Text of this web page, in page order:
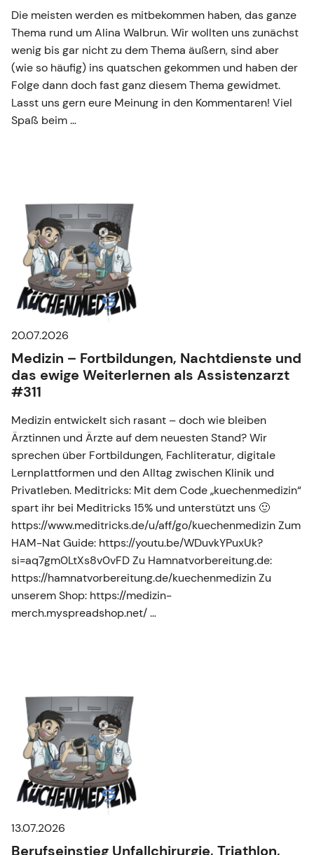
Die meisten werden es mitbekommen haben, das ganze
Thema rund um Alina Walbrun. Wir wollten uns zunächst
wenig bis gar nicht zu dem Thema äußern, sind aber
(wie so häufig) ins quatschen gekommen und haben der
Folge dann doch fast ganz diesem Thema gewidmet.
Lasst uns gern eure Meinung in den Kommentaren! Viel
Spaß beim …
20.07.2026
Medizin – Fortbildungen, Nachtdienste und
das ewige Weiterlernen als Assistenzarzt
#311
Medizin entwickelt sich rasant – doch wie bleiben
Ärztinnen und Ärzte auf dem neuesten Stand? Wir
sprechen über Fortbildungen, Fachliteratur, digitale
Lernplattformen und den Alltag zwischen Klinik und
Privatleben. Meditricks: Mit dem Code „kuechenmedizin“
spart ihr bei Meditricks 15% und unterstützt uns 🙂
https://www.meditricks.de/u/aff/go/kuechenmedizin Zum
HAM-Nat Guide: https://youtu.be/WDuvkYPuxUk?
si=aq7gm0LtXs8v0vFD Zu Hamnatvorbereitung.de:
https://hamnatvorbereitung.de/kuechenmedizin Zu
unserem Shop: https://medizin-
merch.myspreadshop.net/ …
13.07.2026
Berufseinstieg Unfallchirurgie, Triathlon,